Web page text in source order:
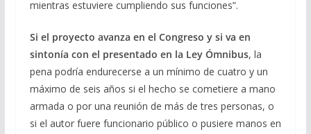
mientras estuviere cumpliendo sus funciones”.
Si el proyecto avanza en el Congreso y si va en
sintonía con el presentado en la Ley Ómnibus, la
pena podría endurecerse a un mínimo de cuatro y un
máximo de seis años si el hecho se cometiere a mano
armada o por una reunión de más de tres personas, o
si el autor fuere funcionario público o pusiere manos en